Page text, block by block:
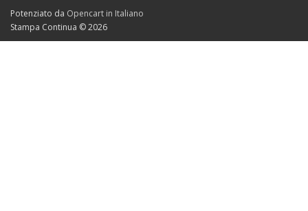
Potenziato da Opencart in Italiano
Stampa Continua © 2026